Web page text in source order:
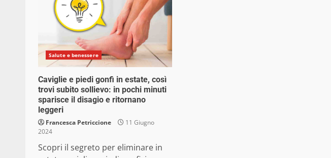
Salute e benessere
Caviglie e piedi gonfi in estate, così
trovi subito sollievo: in pochi minuti
sparisce il disagio e ritornano
leggeri
Francesca Petriccione
11 Giugno
2024
Scopri il segreto per eliminare in